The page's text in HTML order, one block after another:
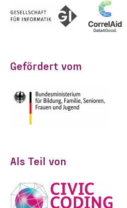
Gefördert vom
Als Teil von
ANMELDEN